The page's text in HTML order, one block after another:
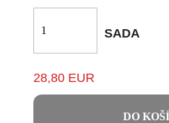
SADA
28,80 EUR
DO